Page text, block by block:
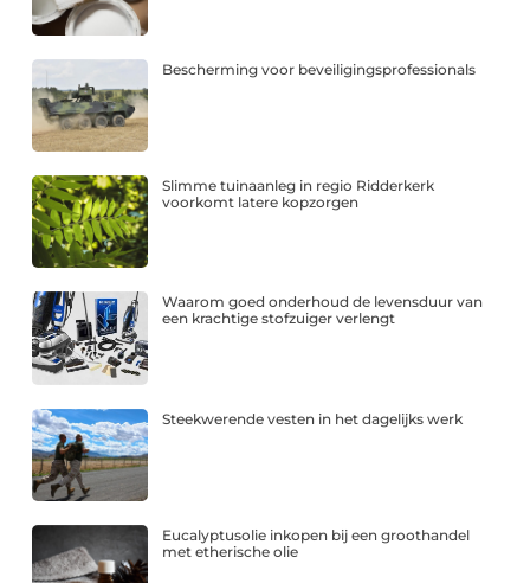
Bescherming voor beveiligingsprofessionals
Slimme tuinaanleg in regio Ridderkerk
voorkomt latere kopzorgen
Waarom goed onderhoud de levensduur van
een krachtige stofzuiger verlengt
Steekwerende vesten in het dagelijks werk
Eucalyptusolie inkopen bij een groothandel
met etherische olie